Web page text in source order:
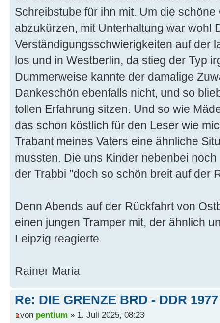
Schreibstube für ihn mit. Um die
abzukürzen, mit Unterhaltung war wohl
Verständigungsschwierigkeiten auf der
los und in Westberlin, da stieg der Typ
Dummerweise kannte der damalige
Dankeschön ebenfalls nicht, und so
tollen Erfahrung sitzen. Und so wie
das schon köstlich für den Leser wie
Trabant meines Vaters eine ähnliche
mussten. Die uns Kinder nebenbei
der Trabbi "doch so schön breit auf der
Denn Abends auf der Rückfahrt von
einen jungen Tramper mit, der ähnlich
Leipzig reagierte.
Rainer Maria
Re: DIE GRENZE BRD - DDR
von pentium » 1. Juli 2025, 08:23